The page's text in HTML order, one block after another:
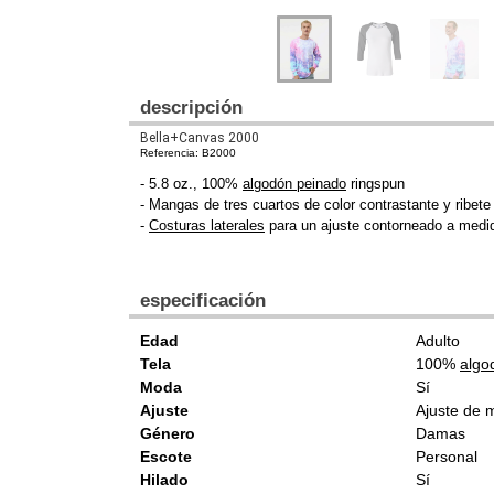
descripción
Bella+Canvas 2000
Referencia: B2000
- 5.8 oz., 100% algodón peinado ringspun
- Mangas de tres cuartos de color contrastante y
- Costuras laterales para un ajuste contorneado a
especificación
Edad
Adulto
Tela
100%
Moda
Sí
Ajuste
Ajuste de
Género
Damas
Escote
Personal
Hilado
Sí